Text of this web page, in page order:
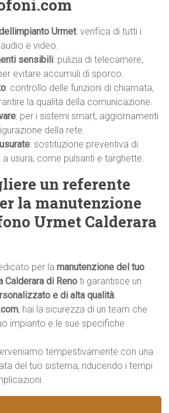
Urmet: verifica di tutti i
e video.
sensibili: pulizia di telecamere,
evitare accumuli di sporco.
: controllo delle funzioni di chiamata,
la qualità della comunicazione.
: per i sistemi smart, aggiornamenti
della rete.
: sostituzione preventiva di
usura, come pulsanti e targhette.
un referente
la manutenzione
Urmet Calderara
per lamanutenzione del tuo
di Reno ti garantisce un
e di alta qualità.
, hai la sicurezza di un team che
impianto e le sue specifiche
tempestivamente con una
del tuo sistema, riducendo i tempi